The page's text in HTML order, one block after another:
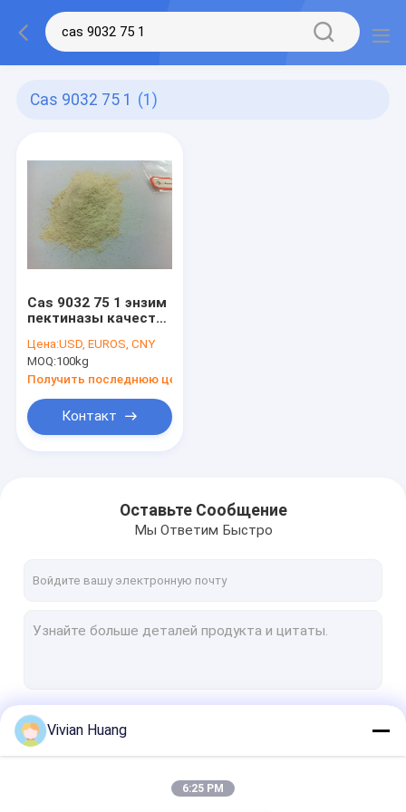
Cas 9032 75 1 (1)
Cas 9032 75 1 энзим
пектиназы качества
сока
Цена:USD, EUROS, CNY
MOQ:100kg
Получить последнюю цену
Контакт
Оставьте Сообщение
Мы Ответим Быстро
Vivian Huang
6:25 PM